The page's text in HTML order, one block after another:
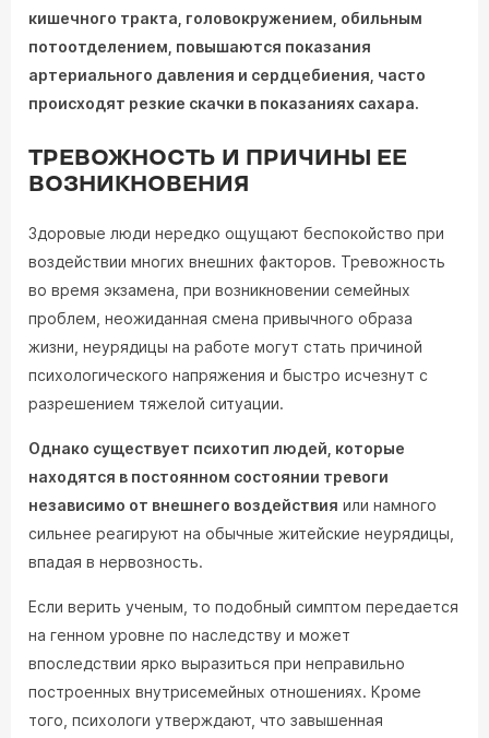
кишечного тракта, головокружением, обильным
потоотделением, повышаются показания
артериального давления и сердцебиения, часто
происходят резкие скачки в показаниях сахара.
ТРЕВОЖНОСТЬ И ПРИЧИНЫ ЕЕ
ВОЗНИКНОВЕНИЯ
Здоровые люди нередко ощущают беспокойство при
воздействии многих внешних факторов. Тревожность
во время экзамена, при возникновении семейных
проблем, неожиданная смена привычного образа
жизни, неурядицы на работе могут стать причиной
психологического напряжения и быстро исчезнут с
разрешением тяжелой ситуации.
Однако существует психотип людей, которые
находятся в постоянном состоянии тревоги
независимо от внешнего воздействия или намного
сильнее реагируют на обычные житейские неурядицы,
впадая в нервозность.
Если верить ученым, то подобный симптом передается
на генном уровне по наследству и может
впоследствии ярко выразиться при неправильно
построенных внутрисемейных отношениях. Кроме
того, психологи утверждают, что завышенная